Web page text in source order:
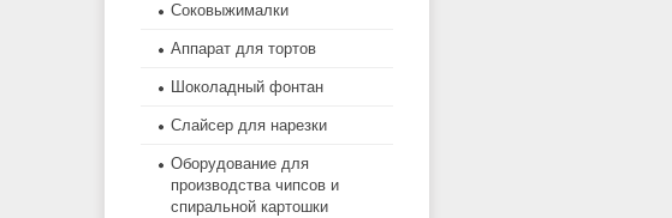
Соковыжималки
Аппарат для тортов
Шоколадный фонтан
Слайсер для нарезки
Оборудование для
производства чипсов и
спиральной картошки